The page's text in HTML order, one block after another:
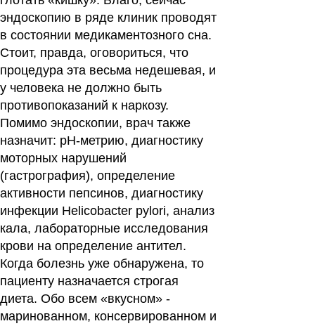
эндоскопию в ряде клиник проводят
в состоянии медикаментозного сна.
Стоит, правда, оговориться, что
процедура эта весьма недешевая, и
у человека не должно быть
противопоказаний к наркозу.
Помимо эндоскопии, врач также
назначит: рН-метрию, диагностику
моторных нарушений
(гастрография), определение
активности пепсинов, диагностику
инфекции Helicobacter pylori, анализ
кала, лабораторные исследования
крови на определение антител.
Когда болезнь уже обнаружена, то
пациенту назначается строгая
диета. Обо всем «вкусном» -
маринованном, консервированном и